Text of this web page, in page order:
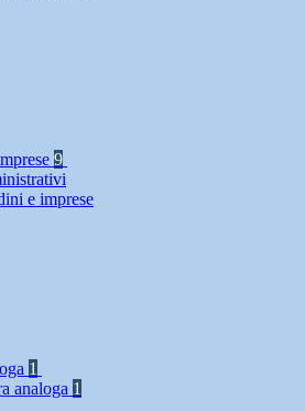
9
e imprese
1
analoga 1